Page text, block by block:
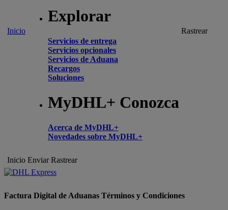
Inicio
Explorar
Servicios de entrega
Servicios opcionales
Servicios de Aduana
Recargos
Soluciones
MyDHL+ Conozca
Acerca de MyDHL+
Novedades sobre MyDHL+
Rastrear
Inicio Enviar Rastrear
Factura Digital de Aduanas Términos y Condiciones